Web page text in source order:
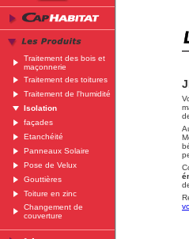
Traitement des bois et
maçonnerie
Traitement des toitures
Traitement de l'humidité
Isolation
façades
Etanchéité
Panneaux Solaire
Pose de Velux
Gouttières
Toiture en zinc
Changement de
couverture